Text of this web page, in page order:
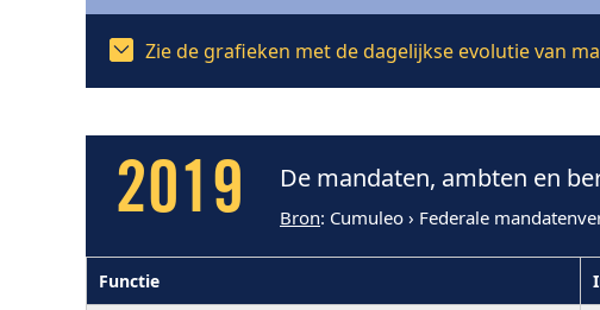
Zie de grafieken met de dagelijkse evolutie van
2019 De mandaten, ambten en
Bron: Cumuleo › Federale
Functie